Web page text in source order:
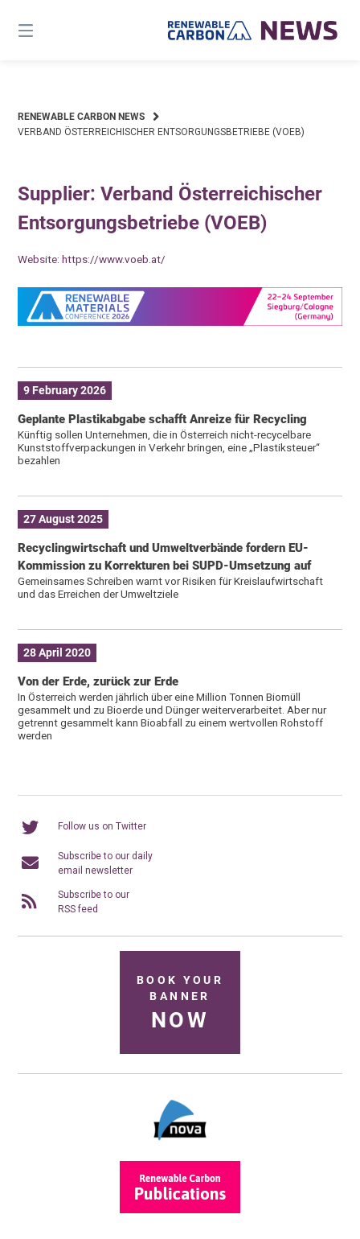
content
RENEWABLE CARBON NEWS
VERBAND ÖSTERREICHISCHER ENTSORGUNGSBETRIEBE (VOEB)
Supplier: Verband Österreichischer
Entsorgungsbetriebe (VOEB)
Website:https://www.voeb.at/
9 February 2026
Geplante Plastikabgabe schafft Anreize für Recycling
Künftig sollen Unternehmen, die in Österreich nicht-recycelbare
Kunststoffverpackungen in Verkehr bringen, eine „Plastiksteuer“
bezahlen
27 August 2025
Recyclingwirtschaft und Umweltverbände fordern EU-
Kommission zu Korrekturen bei SUPD-Umsetzung auf
Gemeinsames Schreiben warnt vor Risiken für Kreislaufwirtschaft
und das Erreichen der Umweltziele
28 April 2020
Von der Erde, zurück zur Erde
In Österreich werden jährlich über eine Million Tonnen Biomüll
gesammelt und zu Bioerde und Dünger weiterverarbeitet. Aber nur
getrennt gesammelt kann Bioabfall zu einem wertvollen Rohstoff
werden
Follow us on Twitter
Subscribe to our daily
email newsletter
Subscribe to our
RSS feed
BOOK YOUR
BANNER
NOW